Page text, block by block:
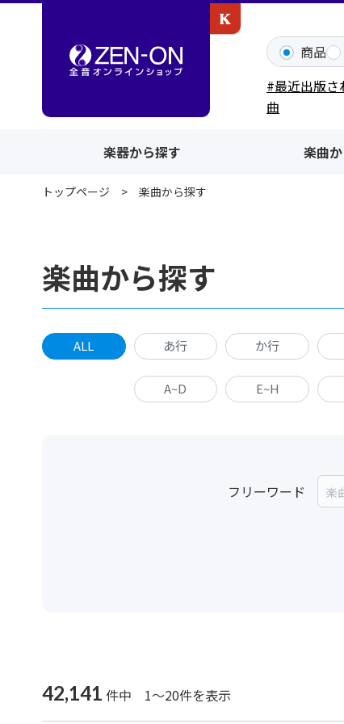
商品
#最近出版さ
曲
楽器から探す 楽曲
トップページ 楽曲から探す
楽曲から探す
ALL あ行 か行
A~D E~H
フリーワード
42,141 件中 1～20件を表示